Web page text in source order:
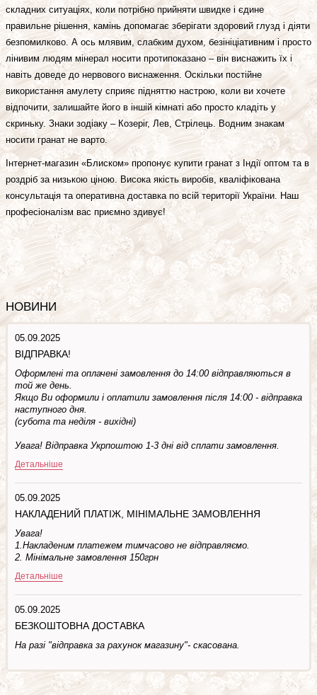
складних ситуаціях, коли потрібно прийняти швидке і єдине
правильне рішення, камінь допомагає зберігати здоровий глузд і діяти
безпомилково. А ось млявим, слабким духом, безініціативним і просто
лінивим людям мінерал носити протипоказано – він виснажить їх і
навіть доведе до нервового виснаження. Оскільки постійне
використання амулету сприяє підняттю настрою, коли ви хочете
відпочити, залишайте його в іншій кімнаті або просто кладіть у
скриньку. Знаки зодіаку – Козеріг, Лев, Стрілець. Водним знакам
носити гранат не варто.
Інтернет-магазин «Блиском» пропонує купити гранат з Індії оптом та в
роздріб за низькою ціною. Висока якість виробів, кваліфікована
консультація та оперативна доставка по всій території України. Наш
професіоналізм вас приємно здивує!
НОВИНИ
05.09.2025
ВІДПРАВКА!
Оформлені та оплачені замовлення до 14:00 відправляються в
той же день.
Якщо Ви оформили і оплатили замовлення після 14:00 - відправка
наступного дня.
(субота та недiля - вuхiднi)
Увага! Відправка Укрпоштою 1-3 дні від сплати замовлення.
Детальніше
05.09.2025
НАКЛАДЕНИЙ ПЛАТІЖ, МІНІМАЛЬНЕ ЗАМОВЛЕННЯ
Увага!
1.Накладеним платежем тимчасово не відправляємо.
2. Мінімальне замовлення 150грн
Детальніше
05.09.2025
БЕЗКОШТОВНА ДОСТАВКА
На разі "відправка за рахунок магазину"- скасована.